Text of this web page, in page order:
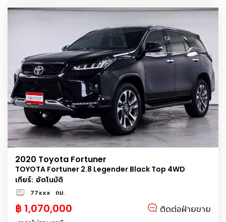
2020 Toyota Fortuner
TOYOTA Fortuner 2.8 Legender Black Top 4WD
เกียร์: อัตโนมัติ
77xxx กม.
฿ 1,070,000 ติดต่อฝ่ายขาย